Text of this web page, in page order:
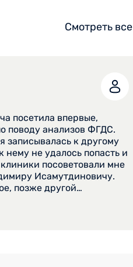
Смотреть все
посетила впервые,
записывалась к другому
нему не удалось попасть и
посоветовали мне
Исамутдиновичу.
позже другой
"Разо", насколько я